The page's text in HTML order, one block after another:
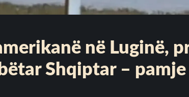
në Luginë,
Shqiptar – pamje